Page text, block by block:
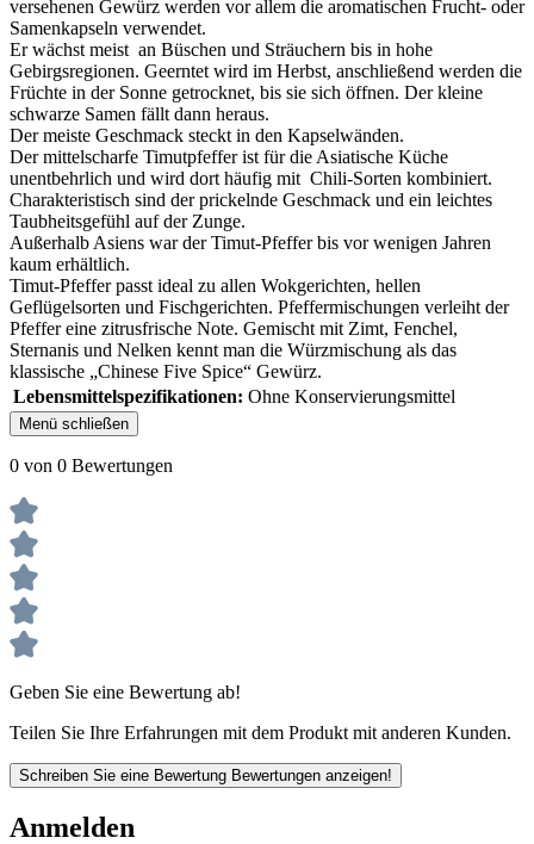
versehenen Gewürz werden vor allem die aromatischen Frucht- oder
Samenkapseln verwendet.
Er wächst meist an Büschen und Sträuchern bis in hohe
Gebirgsregionen. Geerntet wird im Herbst, anschließend werden die
Früchte in der Sonne getrocknet, bis sie sich öffnen. Der kleine
schwarze Samen fällt dann heraus.
Der meiste Geschmack steckt in den Kapselwänden.
Der mittelscharfe Timutpfeffer ist für die Asiatische Küche
unentbehrlich und wird dort häufig mit Chili-Sorten kombiniert.
Charakteristisch sind der prickelnde Geschmack und ein leichtes
Taubheitsgefühl auf der Zunge.
Außerhalb Asiens war der Timut-Pfeffer bis vor wenigen Jahren
kaum erhältlich.
Timut-Pfeffer passt ideal zu allen Wokgerichten, hellen
Geflügelsorten und Fischgerichten. Pfeffermischungen verleiht der
Pfeffer eine zitrusfrische Note. Gemischt mit Zimt, Fenchel,
Sternanis und Nelken kennt man die Würzmischung als das
klassische „Chinese Five Spice“ Gewürz.
Lebensmittelspezifikationen: Ohne Konservierungsmittel
Menü schließen
0 von 0 Bewertungen
Geben Sie eine Bewertung ab!
Teilen Sie Ihre Erfahrungen mit dem Produkt mit anderen Kunden.
Schreiben Sie eine Bewertung Bewertungen anzeigen!
Anmelden